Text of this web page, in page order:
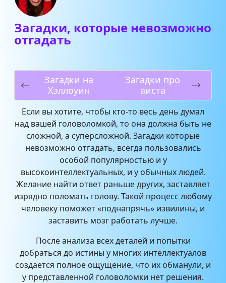
Загадки, которые невозможно
отгадать
Загадки на
Хэллоуин
Загадки про
аиста
Если вы хотите, чтобы кто-то весь день думал
над вашей головоломкой, то она должна быть не
сложной, а суперсложной. Загадки которые
невозможно отгадать, всегда пользовались
особой популярностью и у
высокоинтеллектуальных, и у обычных людей.
Желание найти ответ раньше других, заставляет
изрядно поломать голову. Такой процесс любому
человеку поможет «поднапрячь» извилины, и
заставить мозг работать лучше.
После анализа всех деталей и попытки
добраться до истины у многих интеллектуалов
создается полное ощущение, что их обманули, и
у представленной головоломки нет решения.